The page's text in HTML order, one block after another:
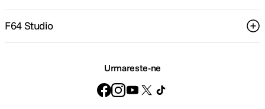
F64 Studio
Urmareste-ne